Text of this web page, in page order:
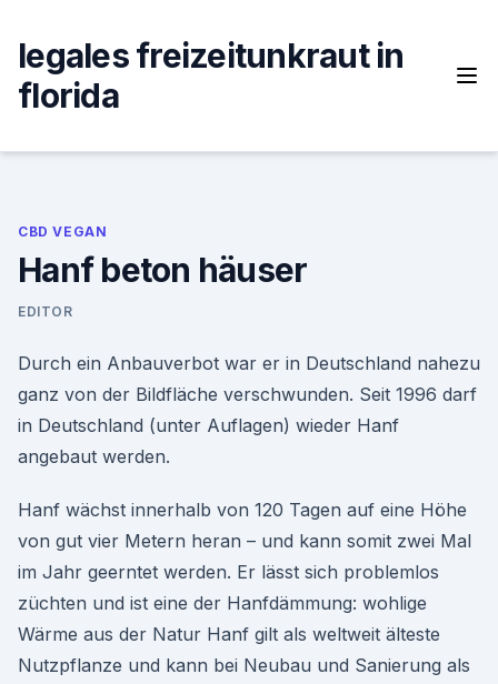
content
legales freizeitunkraut in
florida
CBD VEGAN
Hanf beton häuser
EDITOR
Durch ein Anbauverbot war er in Deutschland nahezu
ganz von der Bildfläche verschwunden. Seit 1996 darf
in Deutschland (unter Auflagen) wieder Hanf
angebaut werden.
Hanf wächst innerhalb von 120 Tagen auf eine Höhe
von gut vier Metern heran – und kann somit zwei Mal
im Jahr geerntet werden. Er lässt sich problemlos
züchten und ist eine der Hanfdämmung: wohlige
Wärme aus der Natur Hanf gilt als weltweit älteste
Nutzpflanze und kann bei Neubau und Sanierung als